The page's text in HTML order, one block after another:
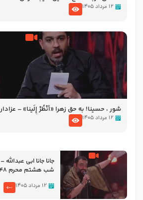
۱۲ مرداد ۱۴۰۵
شور ، حسینا! به‌ حق زهرا «أُنْظُرْ إِلَینا» –
محرّم 1405
۱۲ مرداد ۱۴۰۵
جانا جانا ابی
۱۲ مرداد ۱۴۰۵